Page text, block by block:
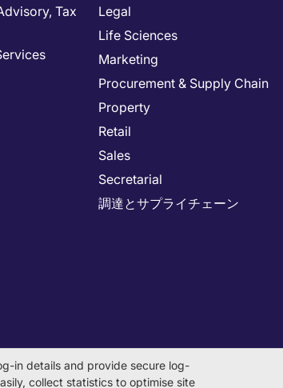
Tax
Legal
Life Sciences
Marketing
Procurement & Supply Chain
Property
Retail
Sales
Secretarial
調達とサプライチェーン
in details and provide secure log-
collect statistics to optimise site